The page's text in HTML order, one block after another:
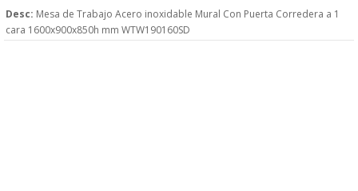
Desc: Mesa de Trabajo Acero inoxidable Mural Con Puerta Corredera a 1
cara 1600x900x850h mm WTW190160SD